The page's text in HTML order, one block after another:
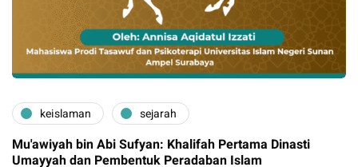
keislaman sejarah
Mu'awiyah bin Abi Sufyan: Khalifah Pertama Dinasti
Umayyah dan Pembentuk Peradaban Islam